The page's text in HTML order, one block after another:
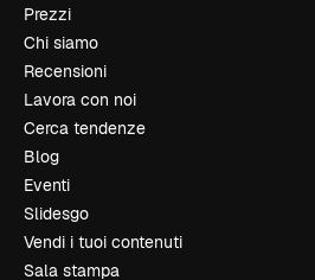
Prezzi
Chi siamo
Recensioni
Lavora con noi
Cerca tendenze
Blog
Eventi
Slidesgo
Vendi i tuoi contenuti
Sala stampa